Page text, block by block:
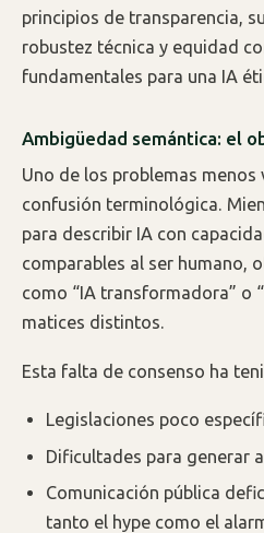
principios de transparencia,
robustez técnica y equidad
fundamentales para una IA
Ambigüedad semántica: el
Uno de los problemas menos
confusión terminológica.
para describir IA con
comparables al ser humano,
como “IA transformadora” o
matices distintos.
Esta falta de consenso ha
Legislaciones poco
Dificultades para generar
Comunicación pública
tanto el hype como el